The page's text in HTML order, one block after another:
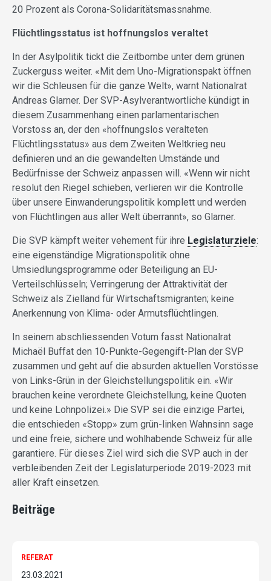
20 Prozent als Corona-Solidaritätsmassnahme.
Flüchtlingsstatus ist hoffnungslos veraltet
In der Asylpolitik tickt die Zeitbombe unter dem grünen
Zuckerguss weiter. «Mit dem Uno-Migrationspakt öffnen
wir die Schleusen für die ganze Welt», warnt Nationalrat
Andreas Glarner. Der SVP-Asylverantwortliche kündigt in
diesem Zusammenhang einen parlamentarischen
Vorstoss an, der den «hoffnungslos veralteten
Flüchtlingsstatus» aus dem Zweiten Weltkrieg neu
definieren und an die gewandelten Umstände und
Bedürfnisse der Schweiz anpassen will. «Wenn wir nicht
resolut den Riegel schieben, verlieren wir die Kontrolle
über unsere Einwanderungspolitik komplett und werden
von Flüchtlingen aus aller Welt überrannt», so Glarner.
Die SVP kämpft weiter vehement für ihre Legislaturziele:
eine eigenständige Migrationspolitik ohne
Umsiedlungsprogramme oder Beteiligung an EU-
Verteilschlüsseln; Verringerung der Attraktivität der
Schweiz als Zielland für Wirtschaftsmigranten; keine
Anerkennung von Klima- oder Armutsflüchtlingen.
In seinem abschliessenden Votum fasst Nationalrat
Michaël Buffat den 10-Punkte-Gegengift-Plan der SVP
zusammen und geht auf die absurden aktuellen Vorstösse
von Links-Grün in der Gleichstellungspolitik ein. «Wir
brauchen keine verordnete Gleichstellung, keine Quoten
und keine Lohnpolizei.» Die SVP sei die einzige Partei,
die entschieden «Stopp» zum grün-linken Wahnsinn sage
und eine freie, sichere und wohlhabende Schweiz für alle
garantiere. Für dieses Ziel wird sich die SVP auch in der
verbleibenden Zeit der Legislaturperiode 2019-2023 mit
aller Kraft einsetzen.
Beiträge
REFERAT
23.03.2021